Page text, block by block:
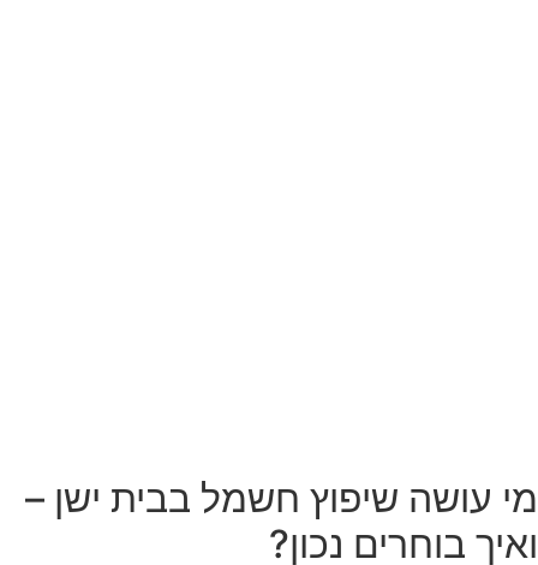
מי עושה שיפוץ חשמל בבית ישן –
ואיך בוחרים נכון?